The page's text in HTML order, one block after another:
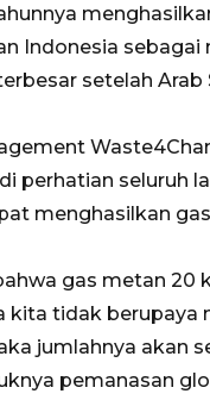
Indonesia sebagai
setelah Arab
perhatian seluruh
menghasilkan
gas metan 20
kita tidak berupaya
jumlahnya akan
pemanasan